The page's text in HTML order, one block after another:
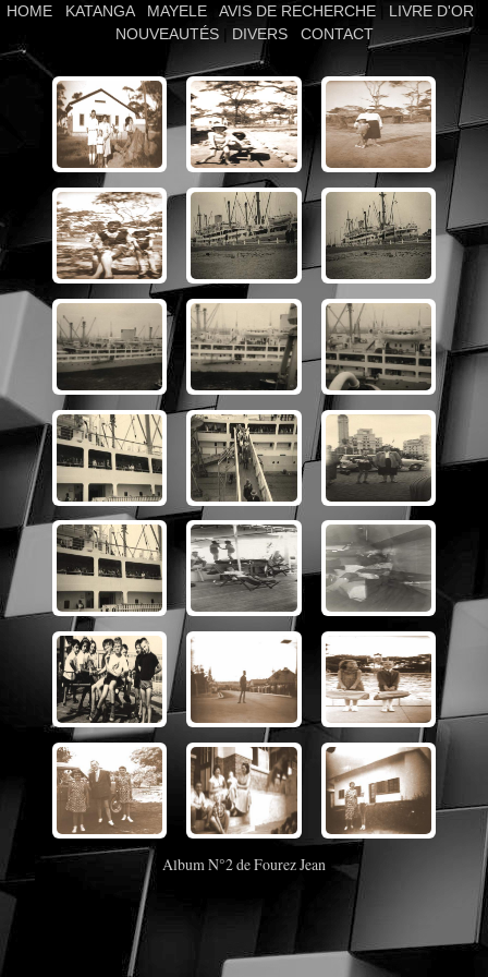
HOME KATANGA| MAYELE| AVIS DE RECHERCHE| LIVRE D'OR
NOUVEAUTÉS| DIVERS| CONTACT
Album N°2 de Fourez Jean